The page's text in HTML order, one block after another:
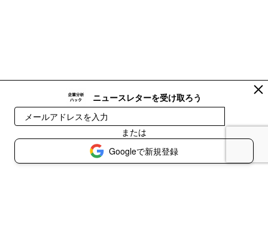
ニュースレターを受け取ろう
または
Googleで新規登録